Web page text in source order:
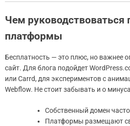
Чем руководствоваться
платформы
Бесплатность — это плюс, но важнее
сайт. Для блога подойдет
или Carrd, для экспериментов с
Webflow. Не стоит забывать и о
Собственный домен
Платформы размещают